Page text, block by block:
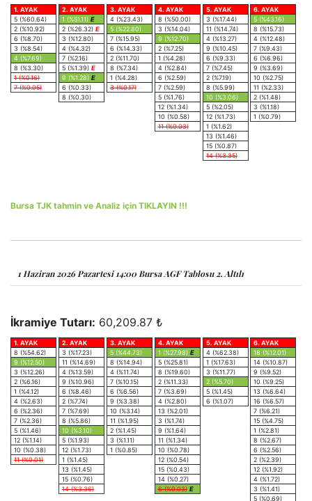
1. AYAK
5 (%60.64)
2 (%10.92)
6 (%8.70)
3 (%8.54)
4 (%7.69)
8 (%3.30)
1 (%0.16)
7 (%0.05)
2. AYAK
1 (%51.11) E
2 (%26.32) E
3 (%12.80)
4 (%4.32)
7 (%2.16)
5 (%1.39) E
9 (%1.28) E
6 (%0.33)
8 (%0.30)
3. AYAK
4 (%23.43)
5 (%22.80)
7 (%15.95)
6 (%14.33)
2 (%11.70)
8 (%7.34)
1 (%4.28)
3 (%0.17)
4. AYAK
8 (%50.00)
3 (%14.04)
9 (%12.70)
2 (%7.25)
1 (%4.28)
4 (%2.84)
6 (%2.59)
7 (%2.59)
5 (%1.76)
12 (%1.34)
10 (%0.58)
11 (%0.03)
5. AYAK
3 (%17.44)
11 (%14.74)
4 (%13.27)
9 (%10.45)
6 (%9.33)
7 (%7.45)
2 (%7.19)
8 (%5.99)
10 (%3.06)
5 (%2.05)
12 (%1.73)
1 (%1.62)
13 (%1.46)
15 (%0.87)
14 (%3.35)
6. AYAK
5 (%43.16)
8 (%15.73)
4 (%12.48)
7 (%9.43)
6 (%6.96)
9 (%3.69)
10 (%2.75)
11 (%2.33)
2 (%1.48)
3 (%1.18)
1 (%0.79)
Bursa TJK tahmin ve Analiz için TIKLAYIN !!!
1 Haziran 2026 Pazartesi 14:00 Bursa AGF Tablosu 2. Altılı
İkramiye Tutarı: 60,209.87 ₺
1. AYAK
8 (%54.62)
9 (%12.50)
3 (%12.26)
2 (%6.16)
1 (%4.12)
4 (%2.63)
6 (%2.36)
7 (%2.36)
5 (%1.46)
12 (%1.14)
10 (%0.38)
11 (%0.01)
2. AYAK
3 (%17.23)
11 (%14.69)
4 (%13.59)
9 (%10.96)
6 (%8.46)
2 (%7.74)
7 (%7.69)
8 (%5.86)
10 (%3.10)
5 (%1.93)
12 (%1.73)
1 (%1.45)
13 (%1.45)
15 (%0.76)
14 (%3.36)
3. AYAK
5 (%44.73)
8 (%14.94)
4 (%11.74)
7 (%10.15)
6 (%6.56)
9 (%3.38)
10 (%3.14)
11 (%1.95)
2 (%1.45)
3 (%1.11)
1 (%0.85)
4. AYAK
1 (%27.98) E
5 (%25.81)
8 (%19.60)
2 (%11.33)
7 (%3.69)
4 (%2.80)
13 (%2.01)
3 (%1.74)
9 (%1.64)
11 (%1.34)
10 (%0.78)
12 (%0.54)
15 (%0.43)
14 (%0.27)
6 (%0.03) E
5. AYAK
4 (%62.38)
1 (%17.63)
3 (%11.77)
2 (%5.70)
5 (%1.45)
6 (%1.07)
6. AYAK
18 (%12.01)
14 (%10.87)
9 (%9.52)
10 (%9.25)
13 (%6.64)
16 (%6.57)
7 (%6.21)
15 (%4.75)
1 (%2.81)
8 (%2.67)
6 (%2.56)
2 (%2.39)
12 (%1.92)
4 (%1.72)
3 (%1.41)
5 (%0.69)